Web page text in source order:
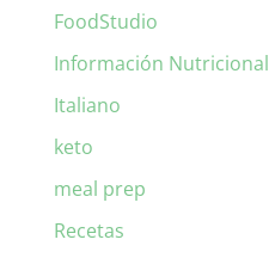
FoodStudio
Información Nutricional
Italiano
keto
meal prep
Recetas